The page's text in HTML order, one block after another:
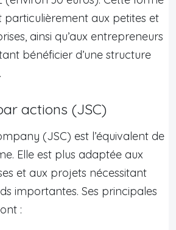
particulièrement aux petites et
ainsi qu’aux entrepreneurs
bénéficier d’une structure
actions (JSC)
(JSC) est l’équivalent de
Elle est plus adaptée aux
et aux projets nécessitant
importantes. Ses principales
: